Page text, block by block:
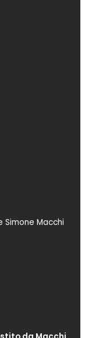
Simone Macchi